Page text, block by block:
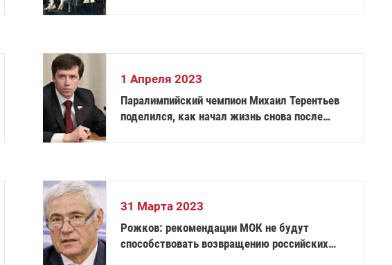
1 Апреля 2023
Паралимпийский чемпион Михаил Терентьев
поделился, как начал жизнь снова после
31 Марта 2023
Рожков: рекомендации МОК не будут
способствовать возвращению российских